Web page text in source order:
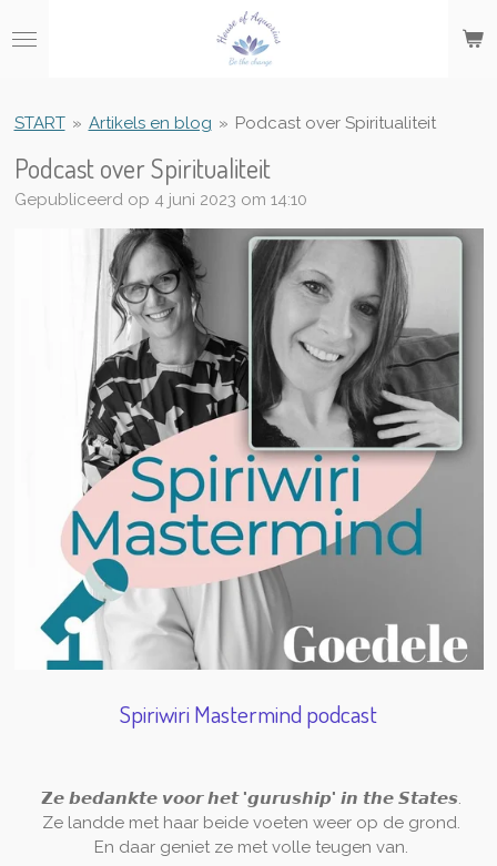
direct
hoofdinhoud
START » Artikels en blog » Podcast over Spiritualiteit
Podcast over Spiritualiteit
Gepubliceerd op 4 juni 2023 om 14:10
Spiriwiri Mastermind podcast
𝗭𝙚 𝙗𝙚𝙙𝙖𝙣𝙠𝙩𝙚 𝙫𝙤𝙤𝙧 𝙝𝙚𝙩 "𝙜𝙪𝙧𝙪𝙨𝙝𝙞𝙥" 𝙞𝙣 𝙩𝙝𝙚 𝙎𝙩𝙖𝙩𝙚𝙨.
Ze landde met haar beide voeten weer op de grond.
En daar geniet ze met volle teugen van.